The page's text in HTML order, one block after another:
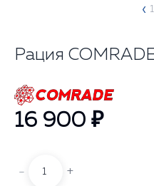
‹ 1
Рация
16 900 ₽
- +